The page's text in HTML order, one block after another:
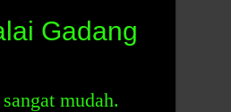
Gadang
mudah.